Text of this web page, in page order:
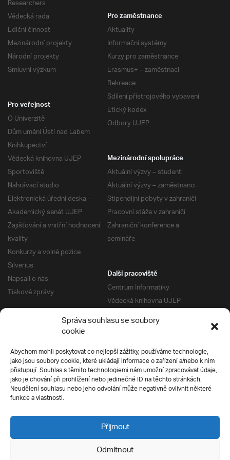
Správa souhlasu se soubory
cookie
Abychom mohli poskytovat co nejlepší zážitky, používáme technologie,
jako jsou soubory cookie, které ukládají informace o zařízení a/nebo k nim
přistupují. Souhlas s těmito technologiemi nám umožní zpracovávat údaje,
jako je chování při prohlížení nebo jedinečné ID na těchto stránkách.
Neudělení souhlasu nebo jeho odvolání může negativně ovlivnit některé
funkce a vlastnosti.
Přijmout
Odmítnout
Researchers
Vědecká rada
Ediční činnost
Mezinárodní projekty
Národní projekty
Smluvní výzkum
Pro zaměstnance
Aktuality
Informační systémy
Kurzy pro zaměstnance
Erasmus+ – zaměstnaci
Rekreace
Sdílení přístrojového vybavení
Etický kodex
Odbory UJEP
Pro veřejnost
O Univerzitě
Dům umění Ústí nad Labem
Knihkupectví
Vědecká knihovna UJEP
Sportoviště
Nahrávací studio
Elektronická úřední deska –
Akademický senát UJEP
Zajišťování a vnitřní hodnocení
kvality
Konkurzy a volné pozice
Silverius
Napsali o nás
Tiskové zprávy
Mezinárodní spolupráce
Aktuální výzvy – studenti
Aktuální výzvy – zaměstnanci
Stipendijní pobyty v zahraničí
Pracovní stáže v zahraničí
Zahraniční konference a
semináře
Další pracoviště
Centrum Informatiky
Vědecká knihovna UJEP
Správa kolejí a menz
Univerzitní centrum podpory
Silverius
Pro uchazeče
Přijímací řízení
E-prihlaska
Přípravné kurzy
Ochrana soukromí